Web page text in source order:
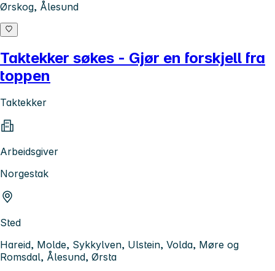
Ørskog, Ålesund
Taktekker søkes - Gjør en forskjell fra
toppen
Taktekker
Arbeidsgiver
Norgestak
Sted
Hareid, Molde, Sykkylven, Ulstein, Volda, Møre og
Romsdal, Ålesund, Ørsta